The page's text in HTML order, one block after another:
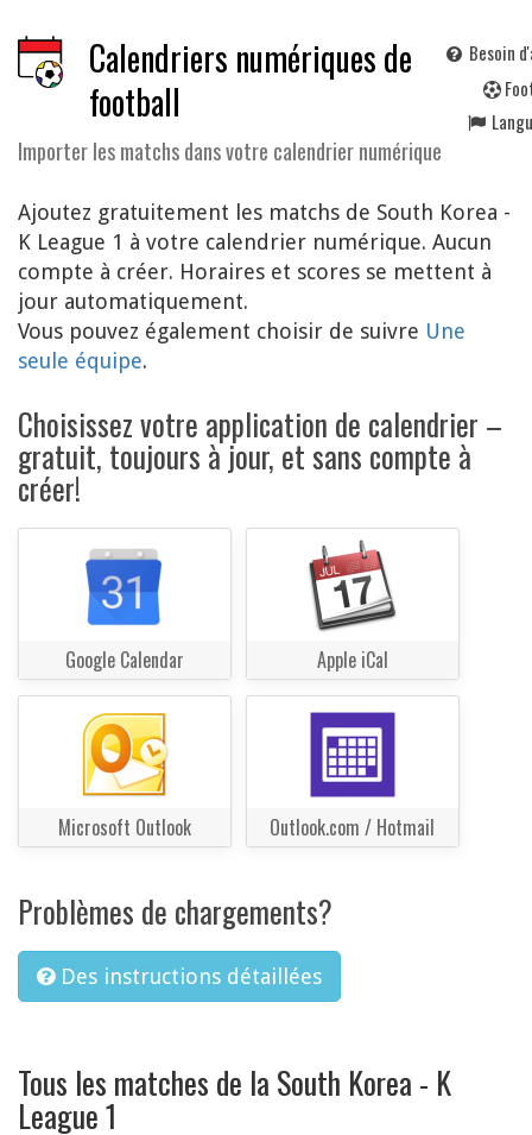
Calendriers numériques de
football
Importer les matchs dans votre calendrier numérique
Besoin
F
Ajoutez gratuitement les matchs de South Korea -
K League 1 à votre calendrier numérique. Aucun
compte à créer. Horaires et scores se mettent à
jour automatiquement.
Vous pouvez également choisir de suivre Une
seule équipe.
Choisissez votre application de calendrier –
gratuit, toujours à jour, et sans compte à
créer!
Google Calendar Apple iCal
Microsoft Outlook Outlook.com / Hotmail
Problèmes de chargements?
Des instructions détaillées
Tous les matches de la South Korea - K
League 1